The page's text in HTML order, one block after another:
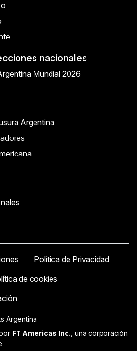
nacionales
Mundial 2026
Argentina
Política de Privacidad
de cookies
Argentina
FT Americas Inc. , una corporación